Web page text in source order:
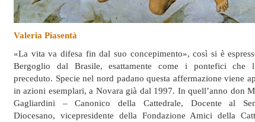
Valeria Piasentà
«La vita va difesa fin dal suo concepimento», così si è
Bergoglio dal Brasile, esattamente come i pontefici che
preceduto. Specie nel nord padano questa affermazione viene
in azioni esemplari, a Novara già dal 1997. In quell’anno don
Gagliardini – Canonico della Cattedrale, Docente al
Diocesano, vicepresidente della Fondazione Amici della